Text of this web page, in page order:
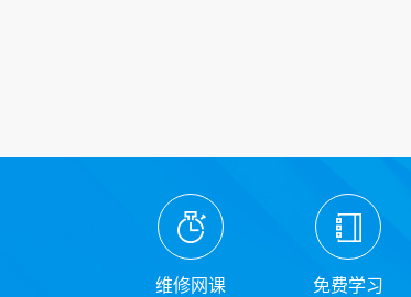
维修网课 免费学习